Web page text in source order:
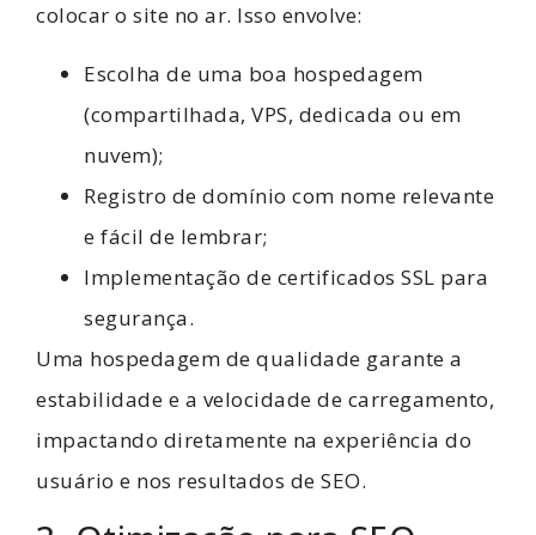
colocar o site no ar. Isso envolve:
Escolha de uma boa hospedagem
(compartilhada, VPS, dedicada ou em
nuvem);
Registro de domínio com nome relevante
e fácil de lembrar;
Implementação de certificados SSL para
segurança.
Uma hospedagem de qualidade garante a
estabilidade e a velocidade de carregamento,
impactando diretamente na experiência do
usuário e nos resultados de SEO.